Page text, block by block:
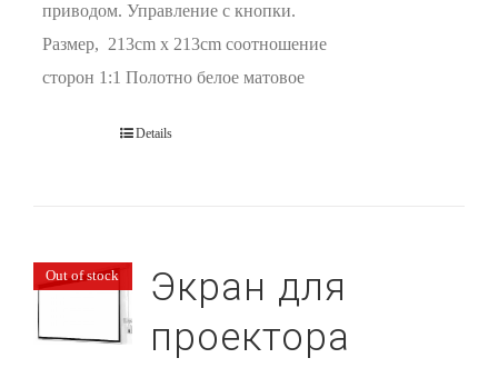
приводом. Управление с кнопки.
Размер, 213cm x 213cm соотношение
сторон 1:1 Полотно белое матовое
Details
Out of stock
Экран для
проектора